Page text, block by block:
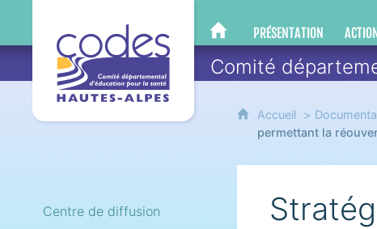
Comité
CODES 05
PRÉSENTATION
Centre de diffusion
Accueil
permettant la